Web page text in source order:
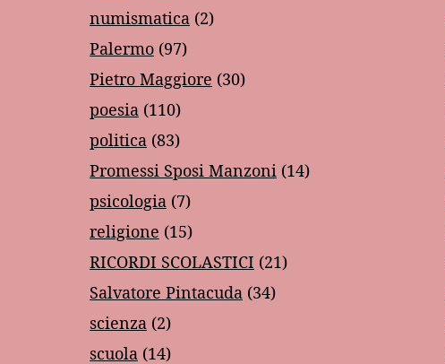
numismatica (2)
Palermo (97)
Pietro Maggiore (30)
poesia (110)
politica (83)
Promessi Sposi Manzoni (14)
psicologia (7)
religione (15)
RICORDI SCOLASTICI (21)
Salvatore Pintacuda (34)
scienza (2)
scuola (14)